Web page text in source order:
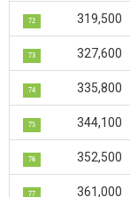
72 319,500
73 327,600
74 335,800
75 344,100
76 352,500
77 361,000